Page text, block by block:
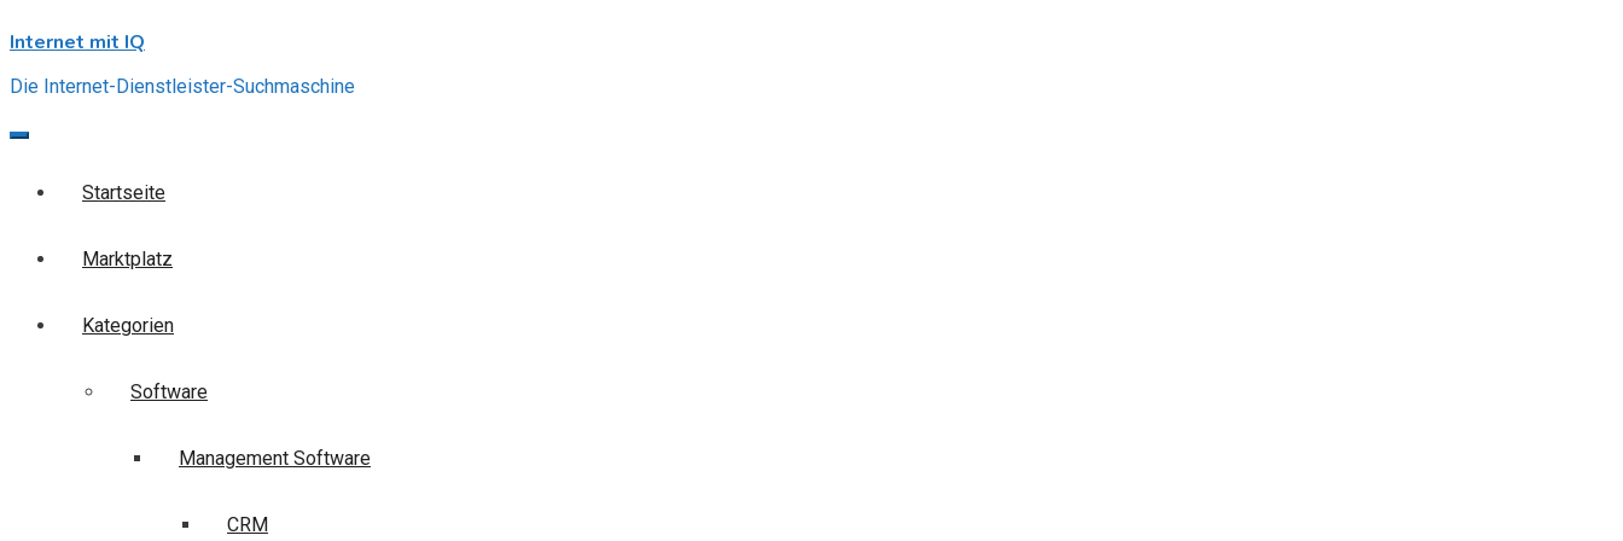
to
Internet mit IQ
Die Internet-Dienstleister-Suchmaschine
Startseite
Marktplatz
Kategorien
Software
Management Software
CRM